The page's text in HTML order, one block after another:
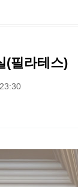
(필라테스)
육실천광장(…